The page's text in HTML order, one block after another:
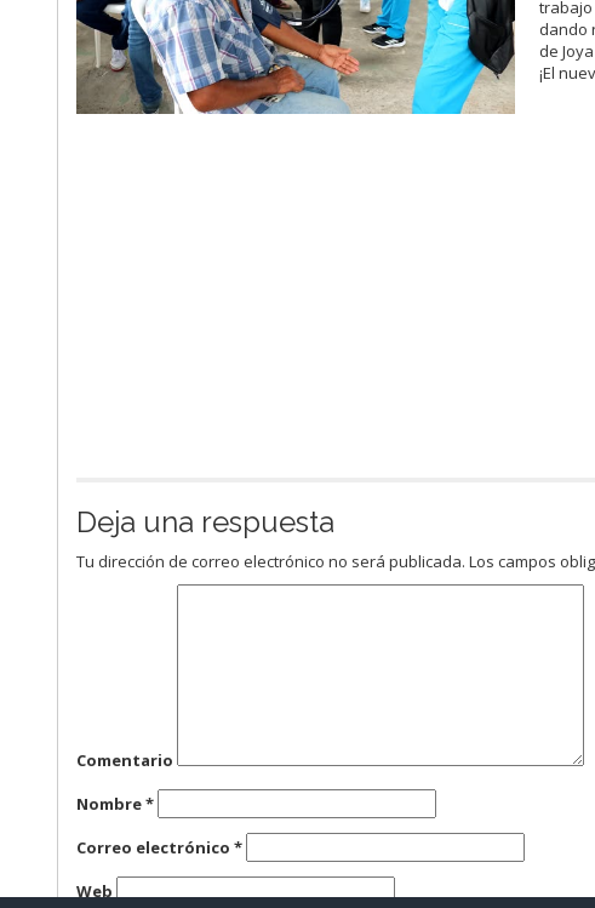
trabajo
dando
de
¡El
Deja una respuesta
Tu dirección de correo electrónico no será publicada. Los campos
Comentario
Nombre*
Correo electrónico*
Web